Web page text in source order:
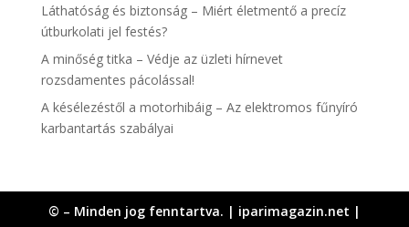
Láthatóság és biztonság – Miért életmentő a precíz
útburkolati jel festés?
A minőség titka – Védje az üzleti hírnevet
rozsdamentes pácolással!
A késélezéstől a motorhibáig – Az elektromos fűnyíró
karbantartás szabályai
© – Minden jog fenntartva. | iparimagazin.net |